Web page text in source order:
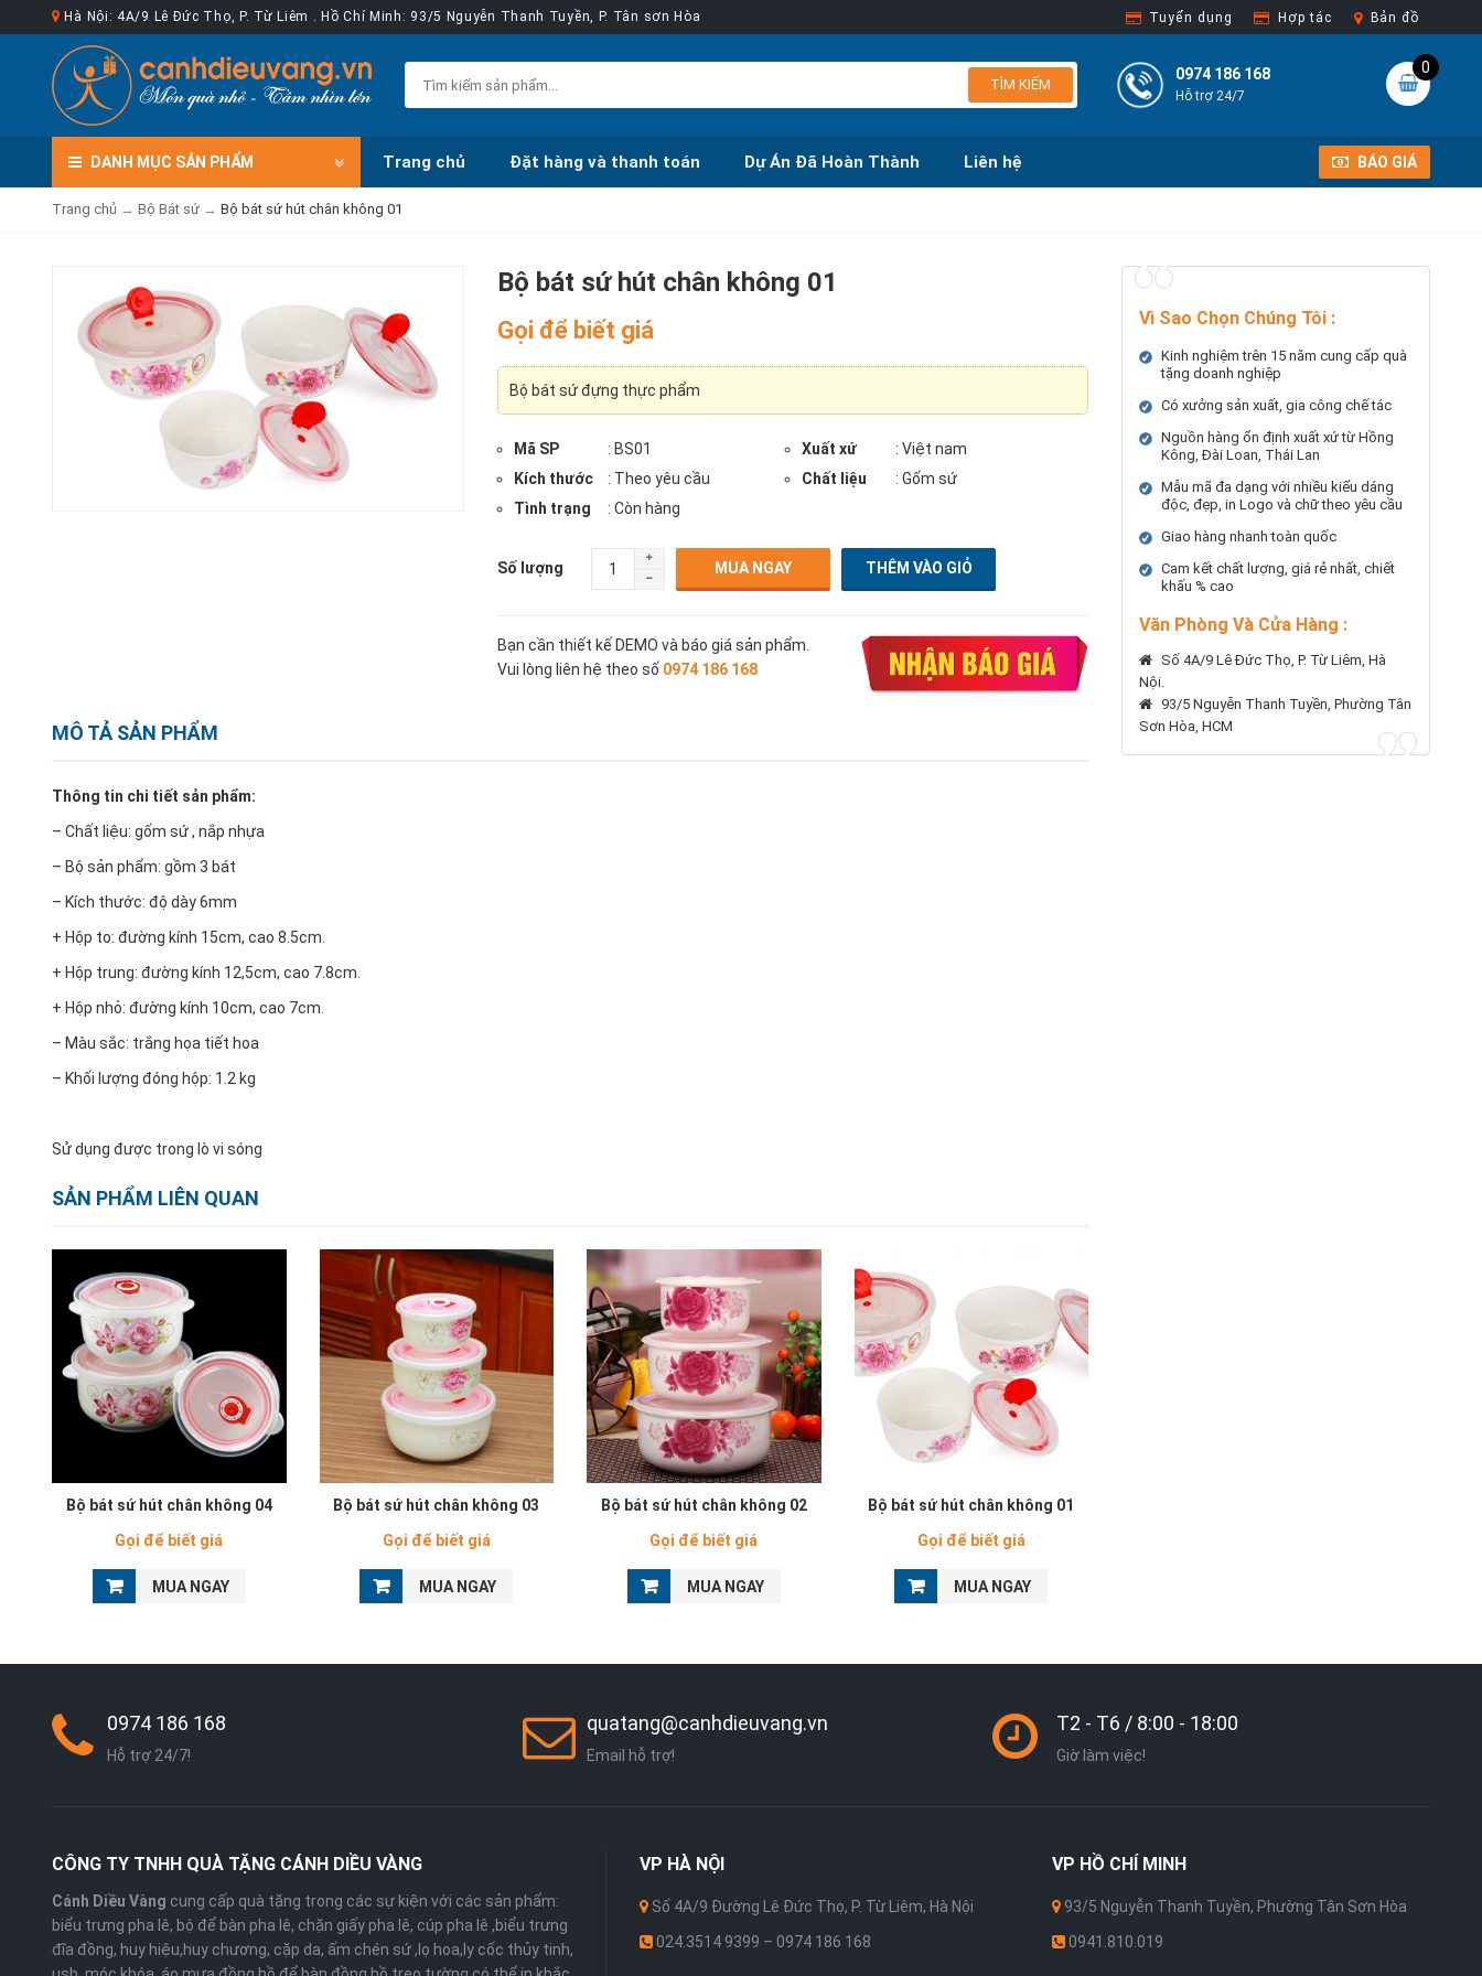
Hà Nội: 4A/9 Lê Đức Thọ, P. Từ Liêm . Hồ Chí Minh: 93/5 Nguyễn Thanh Tuyền, P. Tân sơn Hòa Tuyển dụng Hợp tác Bản đồ
TÌM KIẾM
0
0974 186 168
Hỗ trợ 24/7
DANH MỤC SẢN PHẨM Trang chủ Đặt hàng và thanh toán Dự Án Đã Hoàn Thành Liên hệ BÁO GIÁ
Trang chủ → Bộ Bát sứ → Bộ bát sứ hút chân không 01
Bộ bát sứ hút chân không 01
Gọi để biết giá
Bộ bát sứ đựng thực phẩm
Mã SP : BS01 Xuất xứ
: Việt nam
Kích thước
: Theo yêu cầu Chất liệu
: Gốm sứ
Tình trạng
: Còn hàng
Số lượng MUA NGAY
Bạn cần thiết kế DEMO và báo giá sản phẩm.
Vui lòng liên hệ theo số 0974 186 168
MÔ TẢ SẢN PHẨM
Thông tin chi tiết sản phẩm:
– Chất liệu: gốm sứ , nắp nhựa
– Bộ sản phẩm: gồm 3 bát
– Kích thước: độ dày 6mm
+ Hộp to: đường kính 15cm, cao 8.5cm.
+ Hộp trung: đường kính 12,5cm, cao 7.8cm.
+ Hộp nhỏ: đường kính 10cm, cao 7cm.
– Màu sắc: trắng họa tiết hoa
– Khối lượng đóng hộp: 1.2 kg
Sử dụng được trong lò vi sóng
SẢN PHẨM LIÊN QUAN
Bộ bát sứ hút chân không 04
Gọi để biết giá
MUA NGAY
Bộ bát sứ hút chân không 03
Gọi để biết giá
MUA NGAY
Bộ bát sứ hút chân không 02
Gọi để biết giá
MUA NGAY
Bộ bát sứ hút chân không 01
Gọi để biết giá
MUA NGAY
Vì Sao Chọn Chúng Tôi :
Kinh nghiệm trên 15 năm cung cấp quà
tặng doanh nghiệp
Có xưởng sản xuất, gia công chế tác
Nguồn hàng ổn định xuất xứ từ Hồng
Kông, Đài Loan, Thái Lan
Mẫu mã đa dạng với nhiều kiểu dáng
độc, đẹp, in Logo và chữ theo yêu cầu
Giao hàng nhanh toàn quốc
Cam kết chất lượng, giá rẻ nhất, chiết
khấu % cao
Văn Phòng Và Cửa Hàng :
Số 4A/9 Lê Đức Thọ, P. Từ Liêm, Hà
Nội.
93/5 Nguyễn Thanh Tuyền, Phường Tân
Sơn Hòa, HCM
0974 186 168
Hỗ trợ 24/7!
quatang@canhdieuvang.vn
Email hỗ trợ!
T2 - T6 / 8:00 - 18:00
Giờ làm việc!
CÔNG TY TNHH QUÀ TẶNG CÁNH DIỀU VÀNG
Cánh Diều Vàng cung cấp quà tặng trong các sự kiện với các sản phẩm:
biểu trưng pha lê, bộ để bàn pha lê, chặn giấy pha lê, cúp pha lê ,biểu trưng
đĩa đồng, huy hiệu,huy chương, cặp da, ấm chén sứ ,lọ hoa,ly cốc thủy tinh,
VP HÀ NỘI
Số 4A/9 Đường Lê Đức Thọ, P. Từ Liêm, Hà Nội
024.3514 9399 – 0974 186 168
VP HỒ CHÍ MINH
93/5 Nguyễn Thanh Tuyền, Phường Tân Sơn Hòa
0941.810.019